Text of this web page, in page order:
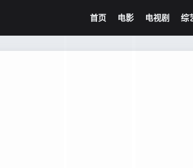
首页 电影 电视剧 综